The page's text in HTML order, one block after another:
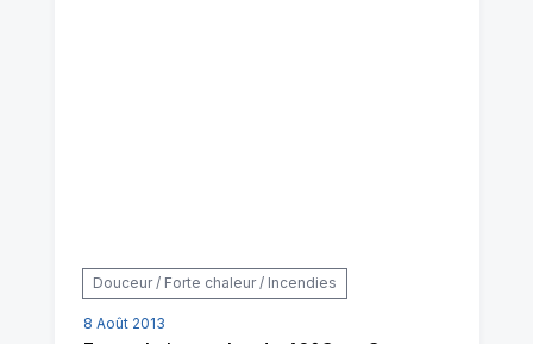
Douceur / Forte chaleur / Incendies
8 Août 2013